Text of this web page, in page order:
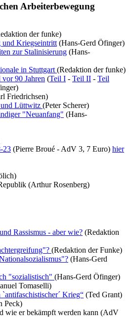
Arbeiterbewegung
der funke)
und Kriegseintritt(Hans-Gerd Öfinger)
zur Stalinisierung (Hans-
in Stuttgart(Redaktion der funke)
90 Jahren (Teil I - Teil II - Teil
Friedrichsen)
und Lüttwitz (Peter Scherer)
"Neuanfang" (Hans-
23 (Pierre Broué - AdV 3, 7 Euro) hier
(Arthur Rosenberg)
Rassismus - aber wie? (Redaktion
(Redaktion der Funke)
(Hans-Gerd
"sozialistisch" (Hans-Gerd Öfinger)
Tomaselli)
Krieg“ (Ted Grant)
Peck)
wie er bekämpft werden kann (AdV